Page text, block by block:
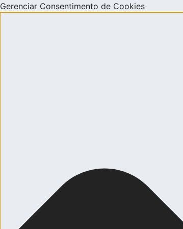
Gerenciar Consentimento de Cookies